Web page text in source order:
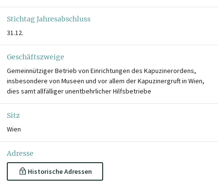
Stichtag Jahresabschluss
31.12.
Geschäftszweige
Gemeinnütziger Betrieb von Einrichtungen des Kapuzinerordens,
insbesondere von Museen und vor allem der Kapuzinergruft in Wien,
dies samt allfälliger unentbehrlicher Hilfsbetriebe
Sitz
Wien
Adresse
Historische Adressen